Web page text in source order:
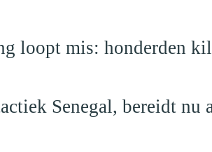
loopt mis: honderden
Senegal, bereidt nu